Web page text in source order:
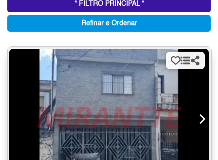
* FILTRO PRINCIPAL *
Refinar e Ordenar